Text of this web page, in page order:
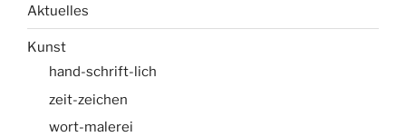
Aktuelles
Kunst
hand-schrift-lich
zeit-zeichen
wort-malerei